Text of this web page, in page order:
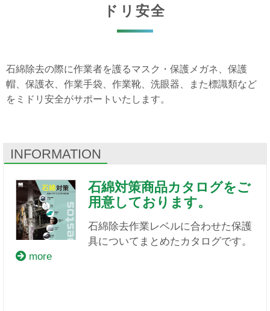
ドリ安全
石綿除去の際に作業者を護るマスク・保護メガネ、保護
帽、保護衣、作業手袋、作業靴、洗眼器、また標識類など
をミドリ安全がサポートいたします。
INFORMATION
石綿対策商品カタログをご
用意しております。
石綿除去作業レベルに合わせた保護
具についてまとめたカタログです。
more